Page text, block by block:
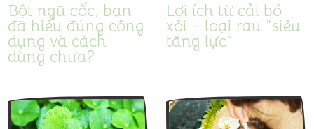
Bột ngũ cốc, bạn
đã hiểu đúng công
dụng và cách
dùng chưa?
Lợi ích từ cải bó
xôi – loại rau “siêu
tăng lực”